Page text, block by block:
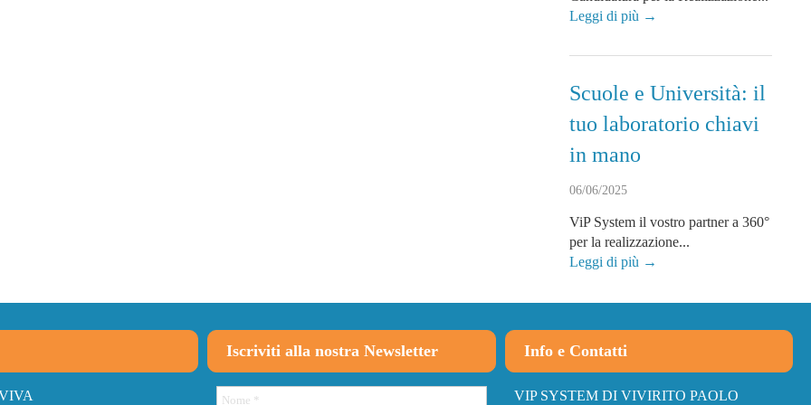
Leggi di più →
Scuole e Università: il
tuo laboratorio chiavi
in mano
06/06/2025
ViP System il vostro partner a 360°
per la realizzazione...
Leggi di più →
Iscriviti alla nostra Newsletter Info e Contatti
VIP SYSTEM DI VIVIRITO PAOLO